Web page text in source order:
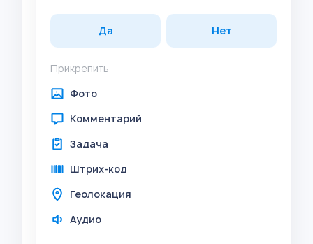
Да Нет
Прикрепить
Фото
Комментарий
Задача
Штрих-код
Геолокация
Аудио